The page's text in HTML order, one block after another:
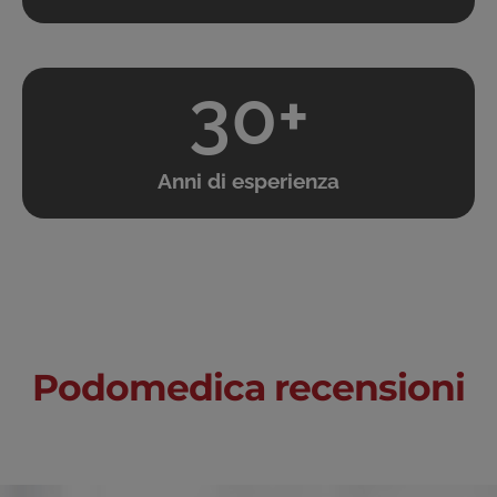
Anni di esperienza
30+
Podomedica recensioni